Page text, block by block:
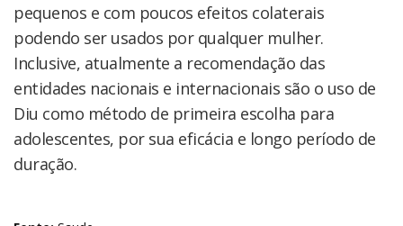
pequenos e com poucos efeitos colaterais
podendo ser usados por qualquer mulher.
Inclusive, atualmente a recomendação das
entidades nacionais e internacionais são o uso de
Diu como método de primeira escolha para
adolescentes, por sua eficácia e longo período de
duração.